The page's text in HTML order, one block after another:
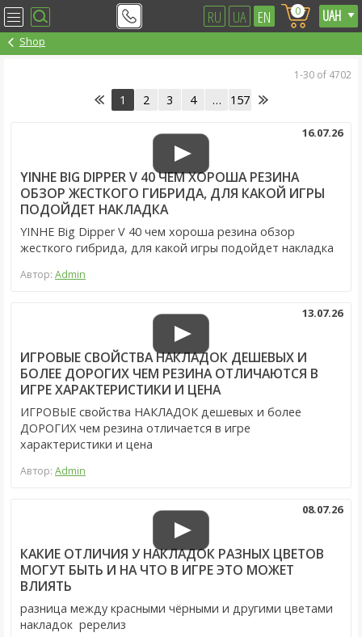
RU UA EN 0
Shop
1-30 of 4702
1 2 3 4 … 157
YINHE BIG DIPPER V 40 ЧЕМ ХОРОША РЕЗИНА
ОБЗОР ЖЕСТКОГО ГИБРИДА, ДЛЯ КАКОЙ ИГРЫ
ПОДОЙДЕТ НАКЛАДКА
16.07.26
YINHE Big Dipper V 40 чем хороша резина обзор
жесткого гибрида, для какой игры подойдет накладка
Автор: Admin
ИГРОВЫЕ СВОЙСТВА НАКЛАДОК ДЕШЕВЫХ И
БОЛЕЕ ДОРОГИХ ЧЕМ РЕЗИНА ОТЛИЧАЮТСЯ В
ИГРЕ ХАРАКТЕРИСТИКИ И ЦЕНА
13.07.26
ИГРОВЫЕ свойства НАКЛАДОК дешевых и более
ДОРОГИХ чем резина отличается в игре
характеристики и цена
Автор: Admin
КАКИЕ ОТЛИЧИЯ У НАКЛАДОК РАЗНЫХ ЦВЕТОВ
МОГУТ БЫТЬ И НА ЧТО В ИГРЕ ЭТО МОЖЕТ
ВЛИЯТЬ
08.07.26
разница между красными чёрными и другими цветами
накладок ререлиз